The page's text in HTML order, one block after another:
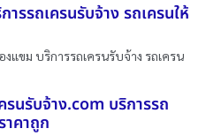
รรถเครนรับจ้าง รถเครนให้
แขม บริการรถเครนรับจ้าง รถเครน
รนรับจ้าง.com บริการรถ
าคาถูก